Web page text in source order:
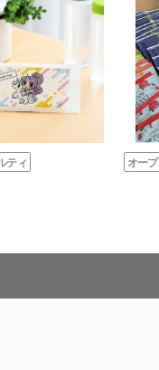
ティ オー